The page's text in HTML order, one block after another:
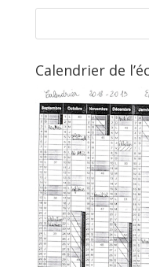
Calendrier de